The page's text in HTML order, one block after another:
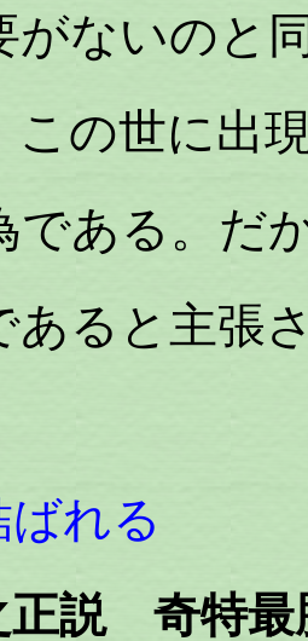
がないのと
の世に出
である。だ
あると主張
れる
正説 奇特